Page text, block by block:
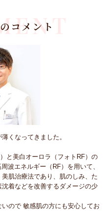
コメント
くなってきました。
と美白オーロラ（フォトRF）の
波エネルギー（RF）を用いて、
肌治療法であり、肌のしみ、た
着などを改善するダメージの少
ので 敏感肌の方にも安心してお